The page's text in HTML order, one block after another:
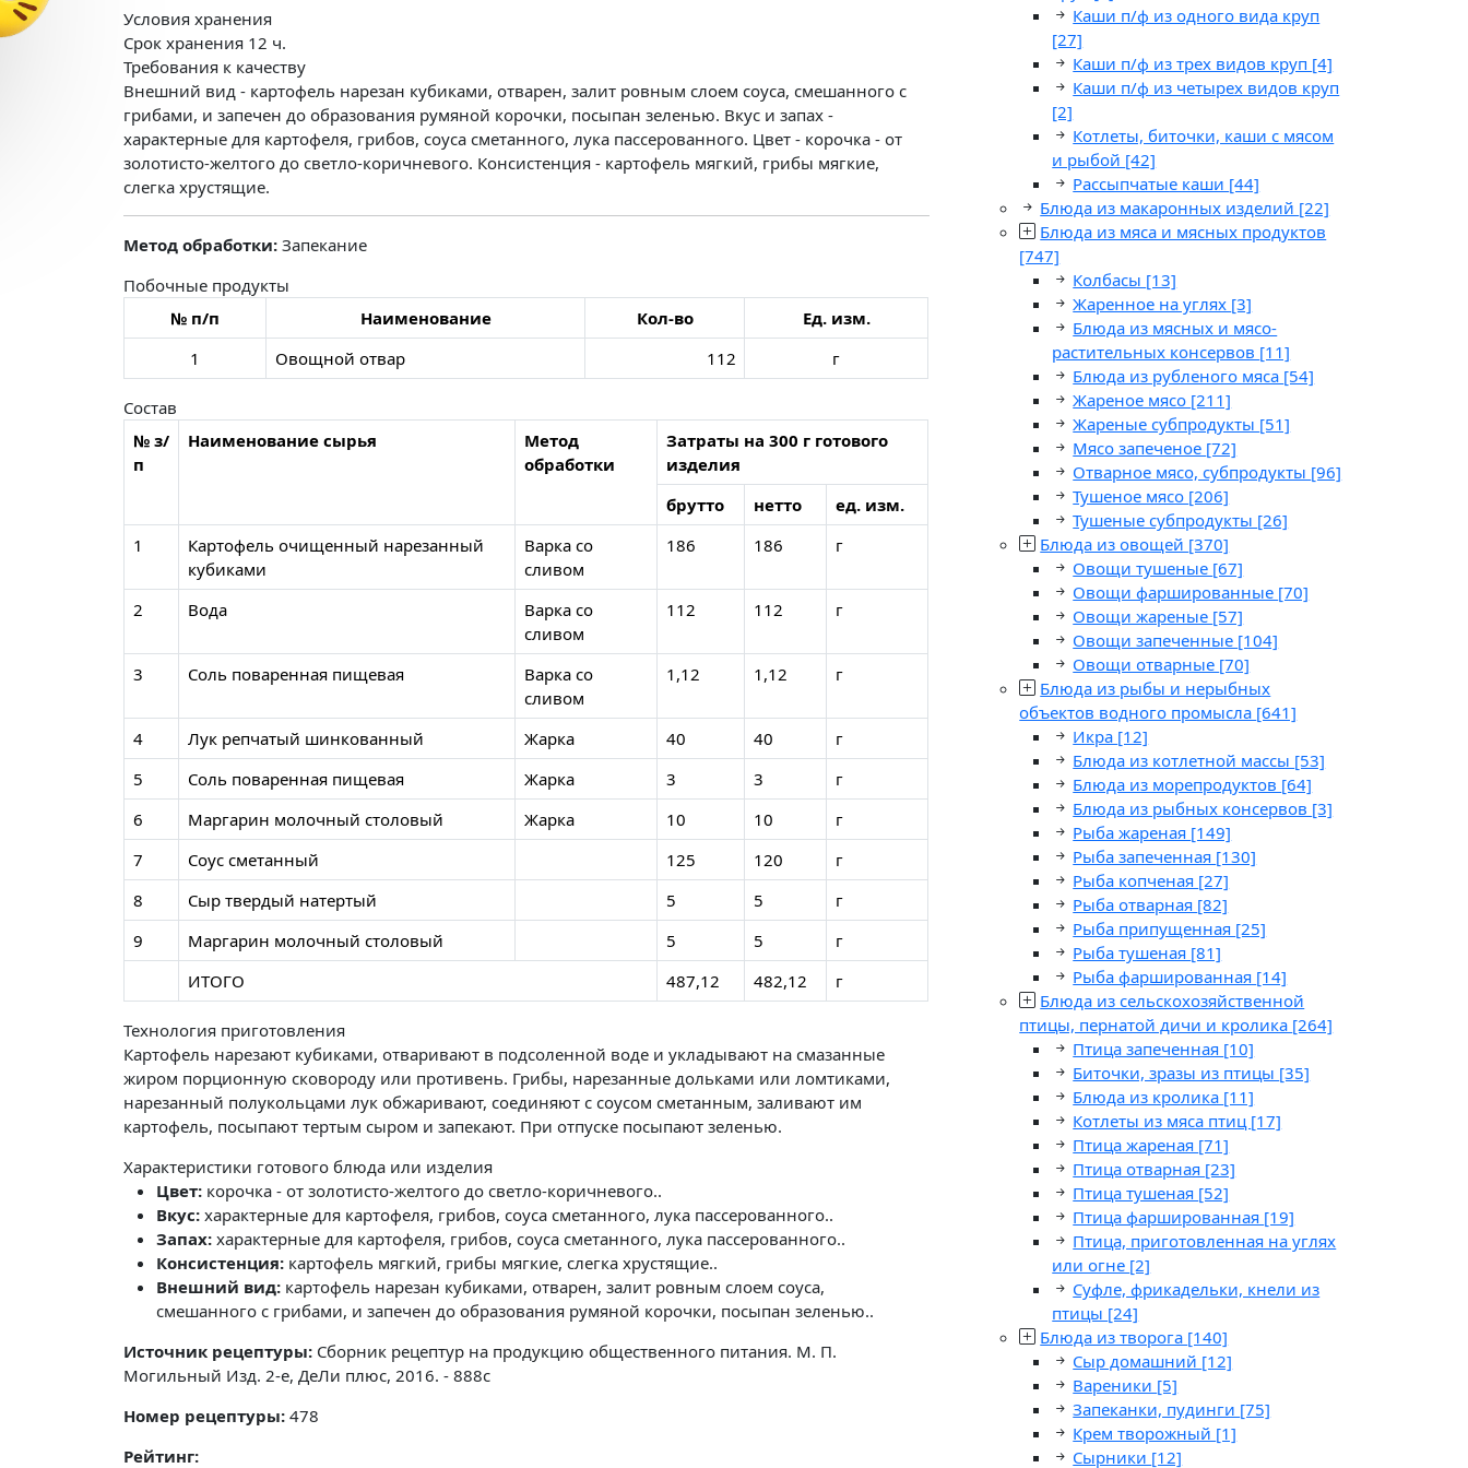
Каши п/ф из одного вида круп
[27]
Каши п/ф из трех видов круп [4]
Каши п/ф из четырех видов круп
[2]
Котлеты, биточки, каши с мясом
и рыбой [42]
Рассыпчатые каши [44]
Блюда из макаронных изделий [22]
Блюда из мяса и мясных продуктов
[747]
Колбасы [13]
Жаренное на углях [3]
Блюда из мясных и мясо-
растительных консервов [11]
Блюда из рубленого мяса [54]
Жареное мясо [211]
Жареные субпродукты [51]
Мясо запеченое [72]
Отварное мясо, субпродукты [96]
Тушеное мясо [206]
Тушеные субпродукты [26]
Блюда из овощей [370]
Овощи тушеные [67]
Овощи фаршированные [70]
Овощи жареные [57]
Овощи запеченные [104]
Овощи отварные [70]
Блюда из рыбы и нерыбных
объектов водного промысла [641]
Икра [12]
Блюда из котлетной массы [53]
Блюда из морепродуктов [64]
Блюда из рыбных консервов [3]
Рыба жареная [149]
Рыба запеченная [130]
Рыба копченая [27]
Рыба отварная [82]
Рыба припущенная [25]
Рыба тушеная [81]
Рыба фаршированная [14]
Блюда из сельскохозяйственной
птицы, пернатой дичи и кролика [264]
Птица запеченная [10]
Биточки, зразы из птицы [35]
Блюда из кролика [11]
Котлеты из мяса птиц [17]
Птица жареная [71]
Птица отварная [23]
Птица тушеная [52]
Птица фаршированная [19]
Птица, приготовленная на углях
или огне [2]
Суфле, фрикадельки, кнели из
птицы [24]
Блюда из творога [140]
Сыр домашний [12]
Вареники [5]
Запеканки, пудинги [75]
Крем творожный [1]
Сырники [12]
Условия хранения
Срок хранения 12 ч.
Требования к качеству
Внешний вид - картофель нарезан кубиками, отварен, залит ровным слоем соуса, смешанного с
грибами, и запечен до образования румяной корочки, посыпан зеленью. Вкус и запах -
характерные для картофеля, грибов, соуса сметанного, лука пассерованного. Цвет - корочка - от
золотисто-желтого до светло-коричневого. Консистенция - картофель мягкий, грибы мягкие,
слегка хрустящие.
Метод обработки: Запекание
Побочные продукты
№ п/п
Наименование Кол-во
Ед. изм.
1
Овощной отвар 112 г
Состав
№ з/
п
Наименование сырья
Метод
обработки
Затраты на 300 г готового
изделия
брутто
нетто
ед. изм.
1
Картофель очищенный нарезанный
кубиками
Варка со
сливом
186 186 г
2 Вода
Варка со
сливом
112 112 г
3 Соль поваренная пищевая
Варка со
сливом
1,12 1,12 г
4 Лук репчатый шинкованный Жарка 40 40
г
5
Соль поваренная пищевая Жарка 3 3
г
6
Маргарин молочный столовый Жарка 10 10
г
7
Соус сметанный 125 120
г
8
Сыр твердый натертый 5 5
г
9
Маргарин молочный столовый 5 5
г
ИТОГО
487,12 482,12 г
Технология приготовления
Картофель нарезают кубиками, отваривают в подсоленной воде и укладывают на смазанные
жиром порционную сковороду или противень. Грибы, нарезанные дольками или ломтиками,
нарезанный полукольцами лук обжаривают, соединяют с соусом сметанным, заливают им
картофель, посыпают тертым сыром и запекают. При отпуске посыпают зеленью.
Характеристики готового блюда или изделия
Цвет: корочка - от золотисто-желтого до светло-коричневого..
Вкус: характерные для картофеля, грибов, соуса сметанного, лука пассерованного..
Запах: характерные для картофеля, грибов, соуса сметанного, лука пассерованного..
Консистенция: картофель мягкий, грибы мягкие, слегка хрустящие..
Внешний вид: картофель нарезан кубиками, отварен, залит ровным слоем соуса,
смешанного с грибами, и запечен до образования румяной корочки, посыпан зеленью..
Источник рецептуры: Сборник рецептур на продукцию общественного питания. М. П.
Могильный Изд. 2-е, ДеЛи плюс, 2016. - 888с
Номер рецептуры: 478
Рейтинг: